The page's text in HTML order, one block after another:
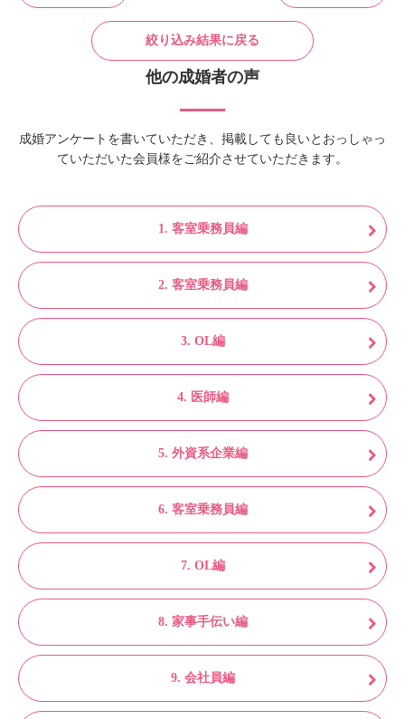
絞り込み結果に戻る
他の成婚者の声
成婚アンケートを書いていただき、掲載しても良いとおっしゃっ
ていただいた会員様をご紹介させていただきます。
1. 客室乗務員編
2. 客室乗務員編
3. OL編
4. 医師編
5. 外資系企業編
6. 客室乗務員編
7. OL編
8. 家事手伝い編
9. 会社員編